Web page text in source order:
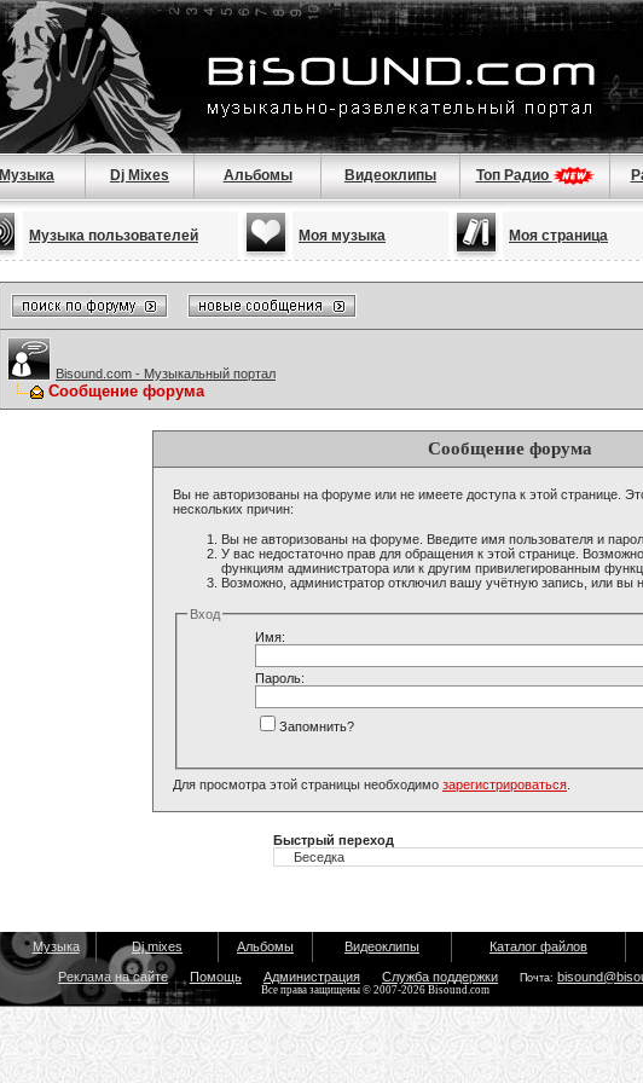
Музыка Dj Mixes Альбомы Видеоклипы Топ Радио
Музыка пользователей Моя музыка Моя страница
Bisound.com - Музыкальный портал
Сообщение форума
Сообщение форума
Вы не авторизованы на форуме или не имеете доступа к этой странице.
нескольких причин:
Вы не авторизованы на форуме. Введите имя пользователя и
У вас недостаточно прав для обращения к этой странице.
функциям администратора или к другим привилегированным
Возможно, администратор отключил вашу учётную запись, или вы
Вход
Имя:
Пароль:
Запомнить?
Для просмотра этой страницы необходимо зарегистрироваться
Быстрый переход
Музыка Dj mixes Альбомы Видеоклипы Каталог файлов
Реклама на сайте Помощь Администрация Служба поддержки Почта:
Все права защищены © 2007-2026 Bisound.com